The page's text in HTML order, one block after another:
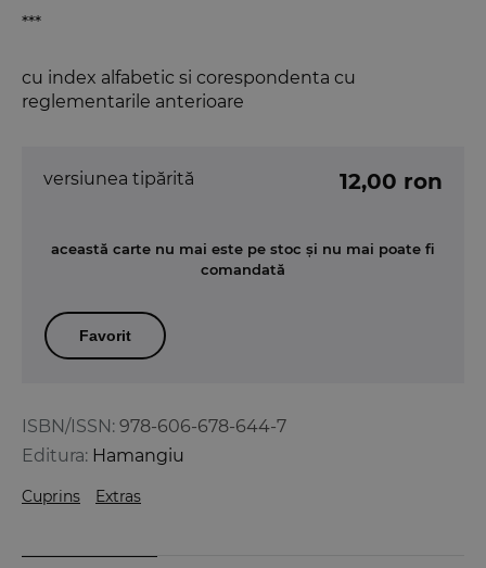
cu index alfabetic si corespondenta cu
reglementarile anterioare
***
ISBN/ISSN: 978-606-678-644-7
Editura: Hamangiu
Cuprins Extras
versiunea tipărită 12,00 ron
această carte nu mai este pe stoc și nu mai poate fi
comandată
Favorit